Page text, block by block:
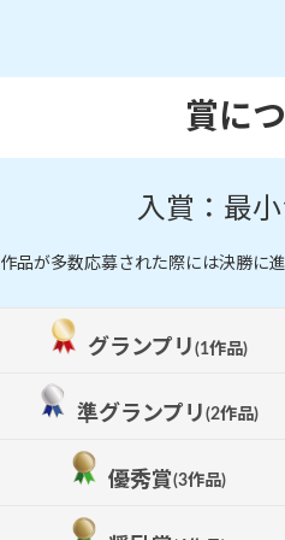
賞に
入賞：最
品が多数応募された際には決勝に
グランプリ (1作品)
準グランプリ (2作品)
優秀賞(3作品)